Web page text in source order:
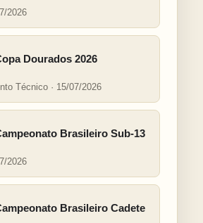
2026
Dourados 2026
Técnico · 15/07/2026
Brasileiro Sub-13
2026
Brasileiro Cadete